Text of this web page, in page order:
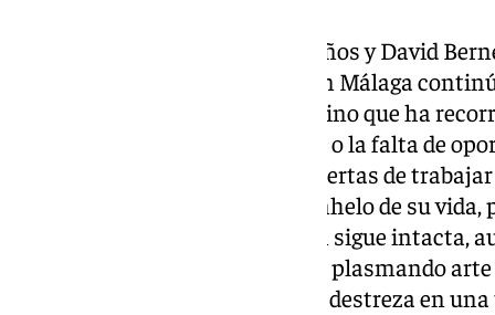
No hay edad para perseguir sueños y David
años, este argentino afincado en Málaga
dibujo y la pintura. El largo camino que ha
obstáculos como la precariedad o la falta de
fácil. De joven, se quedó a las puertas de
de cuentos infantiles, el gran anhelo de su
la capital malagueña, su ilusión sigue intacta,
es que después de toda una vida plasmando
a dibujar con una sorprendente destreza en